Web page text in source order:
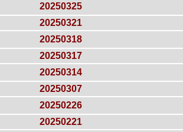
20250325
20250321
20250318
20250317
20250314
20250307
20250226
20250221